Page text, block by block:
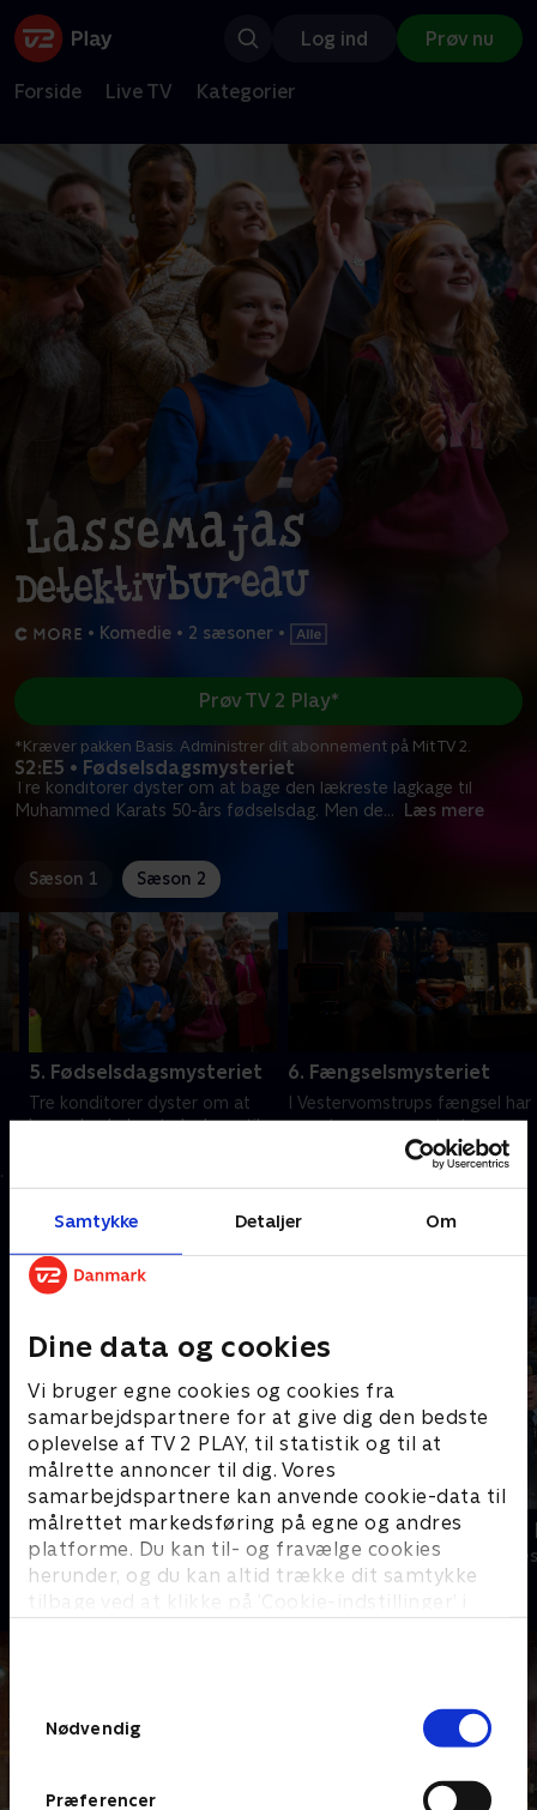
Samtykke Detaljer Om
Dine data og cookies
Vi bruger egne cookies og cookies fra
samarbejdspartnere for at give dig den bedste
oplevelse af TV 2 PLAY, til statistik og til at
målrette annoncer til dig. Vores
samarbejdspartnere kan anvende cookie-data til
målrettet markedsføring på egne og andres
platforme. Du kan til- og fravælge cookies
herunder, og du kan altid trække dit samtykke
tilbage ved at klikke på ’Cookie-indstillinger’ i
Nødvendig
Præferencer
Log ind Prøv nu
Forside Live TV Kategorier
• Komedie • 2 sæsoner •
S2:E5 • Fødselsdagsmysteriet
Tre konditorer dyster om at bage den lækreste lagkage til
Muhammed Karats 50-års fødselsdag. Men de... Læs mere
Prøv TV 2 Play*
*Kræver pakken Basis. Administrer dit abonnement på Mit TV 2.
Sæson 1 Sæson 2
5. Fødselsdagsmysteriet
Tre konditorer dyster om at
bage den lækreste lagkage til
mærkeligt.
6. Fængselsmysteriet
I Vestervomstrups fængsel har
præsten arrangeret, at
fangerne skal opføre
teaterstykket Hamlet. Men
under forestillingen er noget er
helt galt.
Andre så også
Grethe
Komedie • 1 sæsoner
LasseMajas
Komedie • 1